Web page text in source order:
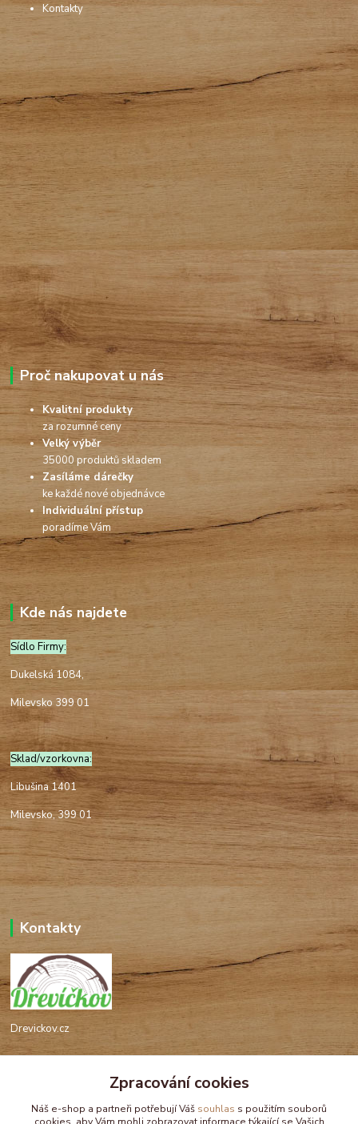
Kontakty
Proč nakupovat u nás
Kvalitní produkty
za rozumné ceny
Velký výběr
35000 produktů skladem
Zasíláme dárečky
ke každé nové objednávce
Individuální přístup
poradíme Vám
Kde nás najdete
Sídlo Firmy:
Dukelská 1084,
Milevsko 399 01
Sklad/vzorkovna:
Libušina 1401
Milevsko, 399 01
Kontakty
Drevickov.cz
+420 732 488 676Zpracování cookies
Náš e-shop a partneři potřebují Váš souhlas s použitím souborů